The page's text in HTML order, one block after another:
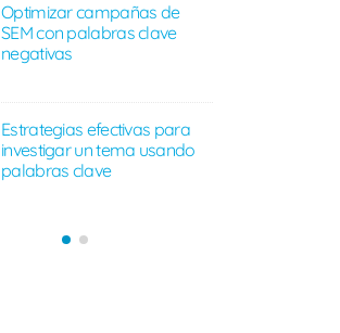
Optimizar campañas de
SEM con palabras clave
negativas
Estrategias efectivas para
investigar un tema usando
palabras clave